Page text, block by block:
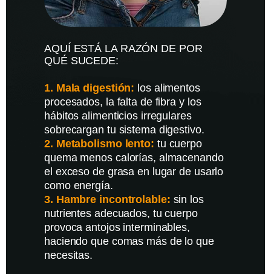
AQUÍ ESTÁ LA RAZÓN DE POR
QUÉ SUCEDE:
Mala digestión: los alimentos
procesados, la falta de fibra y los
hábitos alimenticios irregulares
sobrecargan tu sistema digestivo.
Metabolismo lento: tu cuerpo
quema menos calorías, almacenando
el exceso de grasa en lugar de usarlo
como energía.
Hambre incontrolable: sin los
nutrientes adecuados, tu cuerpo
provoca antojos interminables,
haciendo que comas más de lo que
necesitas.